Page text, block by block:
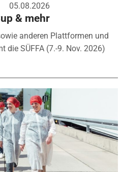
05.08.2026
& mehr
anderen Plattformen und
die SÜFFA (7.-9. Nov. 2026)